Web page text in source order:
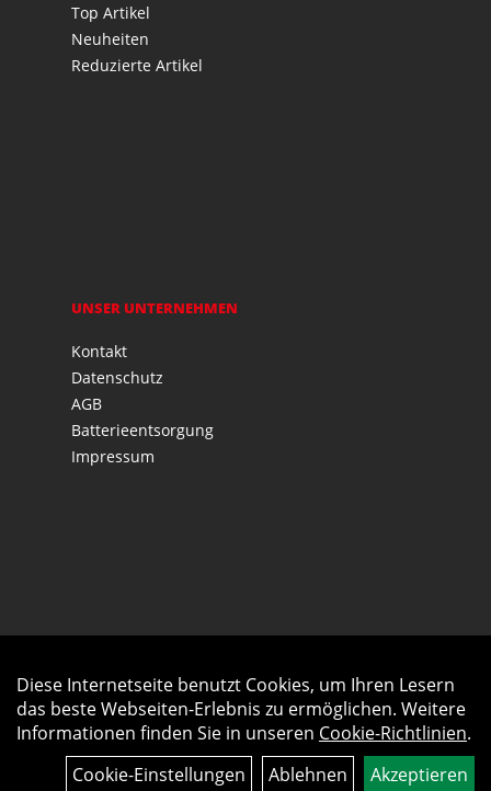
Top Artikel
Neuheiten
Reduzierte Artikel
UNSER UNTERNEHMEN
Kontakt
Datenschutz
AGB
Batterieentsorgung
Impressum
Diese Internetseite benutzt Cookies, um Ihren Lesern
das beste Webseiten-Erlebnis zu ermöglichen. Weitere
Informationen finden Sie in unseren Cookie-Richtlinien.
Cookie-Einstellungen
Ablehnen Akzeptieren
Auftrag widerrufen